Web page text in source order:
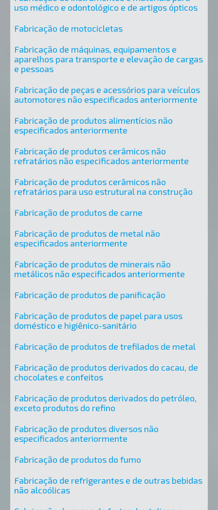
uso médico e odontológico e de artigos ópticos
Fabricação de motocicletas
Fabricação de máquinas, equipamentos e
aparelhos para transporte e elevação de cargas
e pessoas
Fabricação de peças e acessórios para veículos
automotores não especificados anteriormente
Fabricação de produtos alimentícios não
especificados anteriormente
Fabricação de produtos cerâmicos não
refratários não especificados anteriormente
Fabricação de produtos cerâmicos não
refratários para uso estrutural na construção
Fabricação de produtos de carne
Fabricação de produtos de metal não
especificados anteriormente
Fabricação de produtos de minerais não
metálicos não especificados anteriormente
Fabricação de produtos de panificação
Fabricação de produtos de papel para usos
doméstico e higiênico-sanitário
Fabricação de produtos de trefilados de metal
Fabricação de produtos derivados do cacau, de
chocolates e confeitos
Fabricação de produtos derivados do petróleo,
exceto produtos do refino
Fabricação de produtos diversos não
especificados anteriormente
Fabricação de produtos do fumo
Fabricação de refrigerantes e de outras bebidas
não alcoólicas